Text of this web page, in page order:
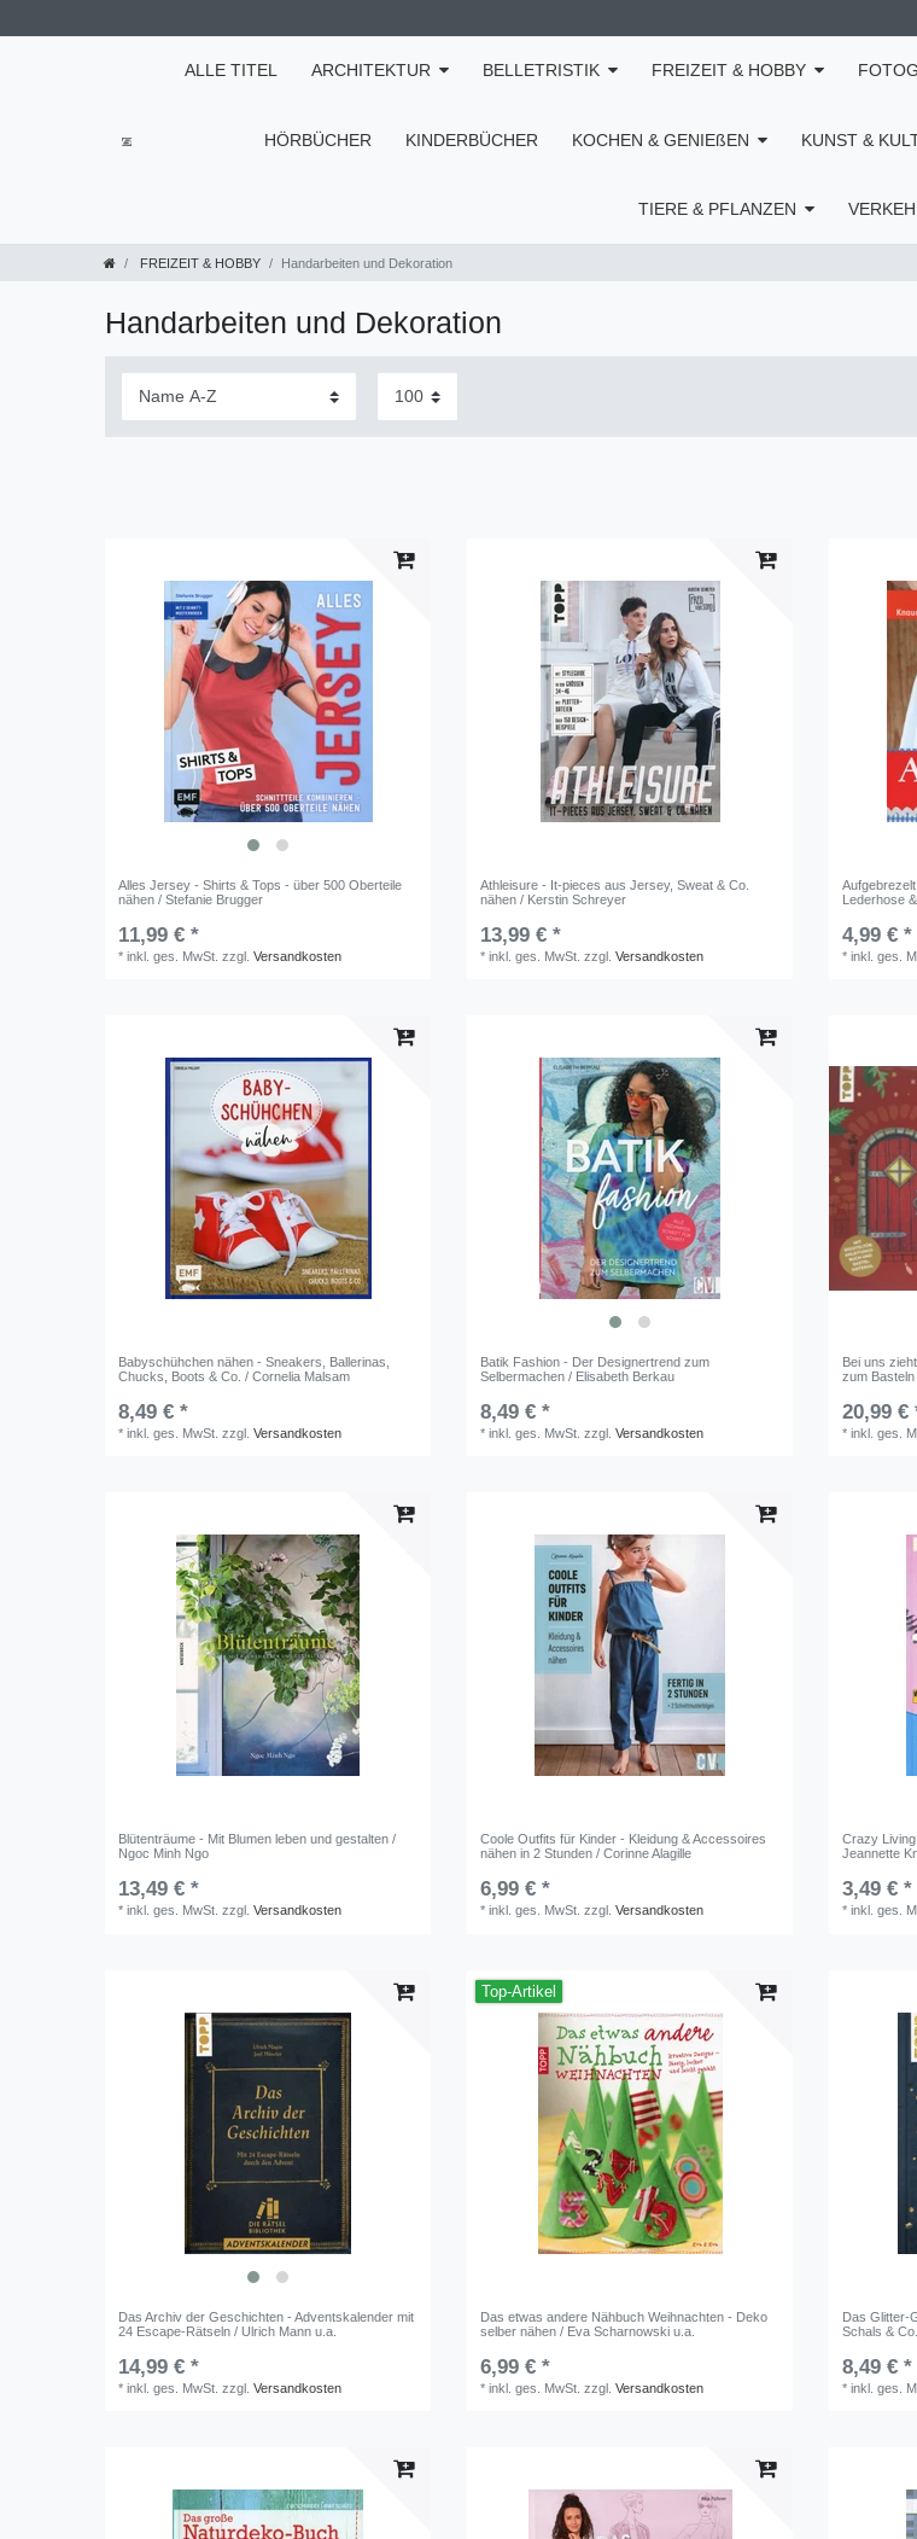
ALLE TITEL ARCHITEKTUR BELLETRISTIK FREIZEIT & HOBBY
HÖRBÜCHER KINDERBÜCHER KOCHEN & GENIEßEN KUNST &
TIERE & PFLANZEN
FREIZEIT & HOBBY Handarbeiten und Dekoration
Handarbeiten und Dekoration
Alles Jersey - Shirts & Tops - über 500 Oberteile
nähen / Stefanie Brugger
11,99 € *
*inkl. ges. MwSt. zzgl.Versandkosten
Athleisure - It-pieces aus Jersey, Sweat & Co.
nähen / Kerstin Schreyer
13,99 € *
*inkl. ges. MwSt. zzgl.Versandkosten
Lederhose
4,99 € *
*inkl. ges.
Babyschühchen nähen - Sneakers, Ballerinas,
Chucks, Boots & Co. / Cornelia Malsam
8,49 € *
*inkl. ges. MwSt. zzgl.Versandkosten
Batik Fashion - Der Designertrend zum
Selbermachen / Elisabeth Berkau
8,49 € *
*inkl. ges. MwSt. zzgl.Versandkosten
Bei uns
zum
20,99 €
*inkl. ges.
Blütenträume - Mit Blumen leben und gestalten /
Ngoc Minh Ngo
13,49 € *
*inkl. ges. MwSt. zzgl.Versandkosten
Coole Outfits für Kinder - Kleidung & Accessoires
nähen in 2 Stunden / Corinne Alagille
6,99 € *
*inkl. ges. MwSt. zzgl.Versandkosten
Crazy
Jeannette
3,49 € *
*inkl. ges.
Das Archiv der Geschichten - Adventskalender mit
24 Escape-Rätseln / Ulrich Mann u.a.
14,99 € *
*inkl. ges. MwSt. zzgl.Versandkosten
Top-Artikel
Das etwas andere Nähbuch Weihnachten - Deko
selber nähen / Eva Scharnowski u.a.
6,99 € *
*inkl. ges. MwSt. zzgl.Versandkosten
Das Glitter-
Schals &
8,49 € *
*inkl. ges.